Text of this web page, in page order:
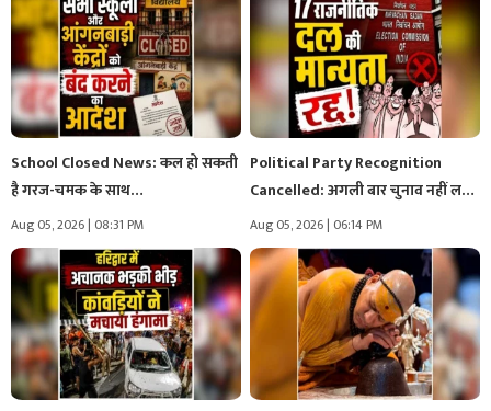
School Closed News: कल हो सकती
है गरज-चमक के साथ…
Aug 05, 2026 | 08:31 PM
Political Party Recognition
Cancelled: अगली बार चुनाव नहीं लड़
पाएंगे…
Aug 05, 2026 | 06:14 PM